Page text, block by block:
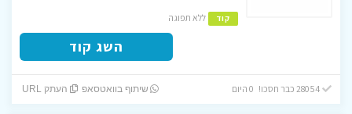
קוד ללא תפוגה
השג קוד
28054 כבר חסכו! 0 היום שיתוף בוואטסאפ העתק URL